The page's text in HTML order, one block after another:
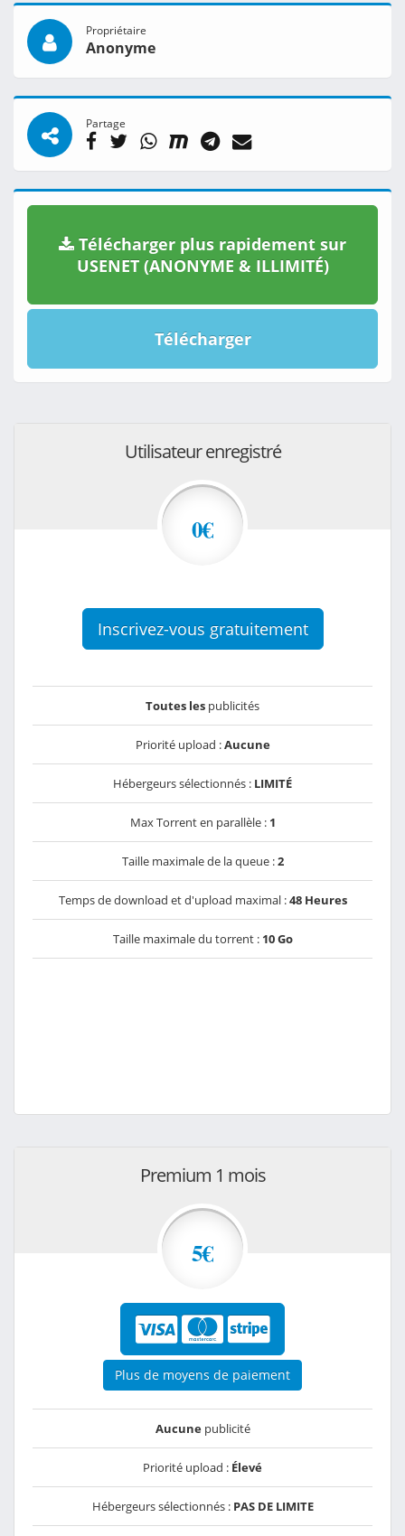
Propriétaire
Anonyme
Partage
Télécharger plus rapidement sur
USENET (ANONYME & ILLIMITÉ)
Télécharger
Utilisateur enregistré
0€
Inscrivez-vous gratuitement
Toutes les publicités
Priorité upload :Aucune
Hébergeurs sélectionnés : LIMITÉ
Max Torrent en parallèle : 1
Taille maximale de la queue :2
Temps de download et d'upload maximal :48 Heures
Taille maximale du torrent : 10 Go
Premium 1 mois
5€
Plus de moyens de paiement
Aucunepublicité
Priorité upload : Élevé
Hébergeurs sélectionnés : PAS DE LIMITE